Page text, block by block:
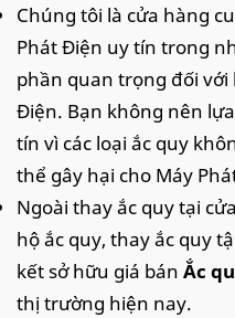
Chúng tôi là cửa hàng
Phát Điện uy tín trong
phần quan trọng đối với
Điện. Bạn không nên
tín vì các loại ắc quy
thể gây hại cho Máy
Ngoài thay ắc quy tại
hộ ắc quy, thay ắc quy
kết sở hữu giá bán Ắc
thị trường hiện nay.